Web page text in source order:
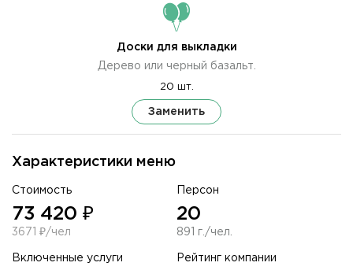
Характеристики меню
Стоимость
73 420 ₽
3671 ₽/чел
Персон
20
891 г./чел.
Включенные услуги Рейтинг компании
Доски для выкладки
Дерево или черный базальт.
20 шт.
Заменить